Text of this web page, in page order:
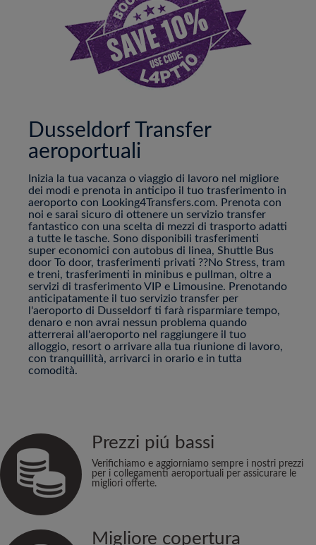
Dusseldorf Transfer
aeroportuali
Inizia la tua vacanza o viaggio di lavoro nel migliore
dei modi e prenota in anticipo il tuo trasferimento in
aeroporto con Looking4Transfers.com. Prenota con
noi e sarai sicuro di ottenere un servizio transfer
fantastico con una scelta di mezzi di trasporto adatti
a tutte le tasche. Sono disponibili trasferimenti
super economici con autobus di linea, Shuttle Bus
door To door, trasferimenti privati ??No Stress, tram
e treni, trasferimenti in minibus e pullman, oltre a
servizi di trasferimento VIP e Limousine. Prenotando
anticipatamente il tuo servizio transfer per
l'aeroporto di Dusseldorf ti farà risparmiare tempo,
denaro e non avrai nessun problema quando
atterrerai all'aeroporto nel raggiungere il tuo
alloggio, resort o arrivare alla tua riunione di lavoro,
con tranquillità, arrivarci in orario e in tutta
comodità.
Prezzi piú bassi
Verifichiamo e aggiorniamo sempre i nostri prezzi
per i collegamenti aeroportuali per assicurare le
migliori offerte.
Migliore copertura